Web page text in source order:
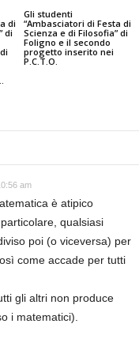
di
di
Gli studenti
“Ambasciatori di Festa di
Scienza e di Filosofia” di
Foligno e il secondo
progetto inserito nei
P.C.T.O.
am
è atipico
qualsiasi
poi (o viceversa) per
come accade per tutti
gli altri non produce
i matematici).